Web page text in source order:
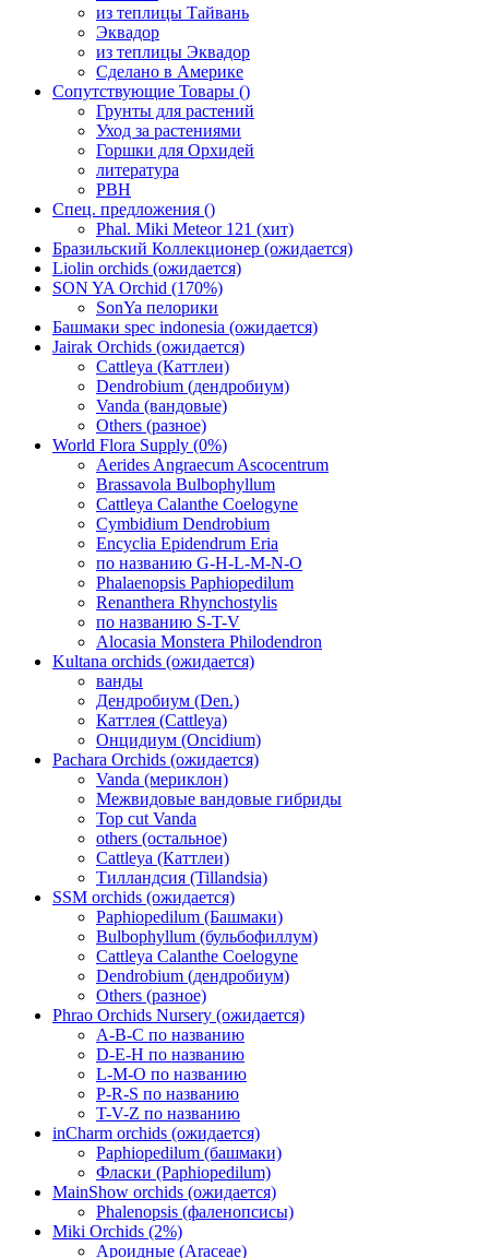
из теплицы Тайвань
Эквадор
из теплицы Эквадор
Сделано в Америке
Сопутствующие Товары ()
Грунты для растений
Уход за растениями
Горшки для Орхидей
литература
РВН
Спец. предложения ()
Phal. Miki Meteor 121 (хит)
Бразильский Коллекционер (ожидается)
Liolin orchids (ожидается)
SON YA Orchid (170%)
SonYa пелорики
Башмаки spec indonesia (ожидается)
Jairak Orchids (ожидается)
Cattleya (Каттлеи)
Dendrobium (дендробиум)
Vanda (вандовые)
Others (разное)
World Flora Supply (0%)
Aerides Angraecum Ascocentrum
Brassavola Bulbophyllum
Cattleya Calanthe Coelogyne
Cymbidium Dendrobium
Encyclia Epidendrum Eria
по названию G-H-L-M-N-O
Phalaenopsis Paphiopedilum
Renanthera Rhynchostylis
по названию S-T-V
Alocasia Monstera Philodendron
Kultana orchids (ожидается)
ванды
Дендробиум (Den.)
Каттлея (Cattleya)
Онцидиум (Oncidium)
Pachara Orchids (ожидается)
Vanda (мериклон)
Межвидовые вандовые гибриды
Top cut Vanda
others (остальное)
Cattleya (Каттлеи)
Тилландсия (Tillandsia)
SSM orchids (ожидается)
Paphiopedilum (Башмаки)
Bulbophyllum (бульбофиллум)
Cattleya Calanthe Coelogyne
Dendrobium (дендробиум)
Others (разное)
Phrao Orchids Nursery (ожидается)
A-B-C по названию
D-E-H по названию
L-M-O по названию
P-R-S по названию
T-V-Z по названию
inCharm orchids (ожидается)
Paphiopedilum (башмаки)
Фласки (Paphiopedilum)
MainShow orchids (ожидается)
Phalenopsis (фаленопсисы)
Miki Orchids (2%)
Ароидные (Araceae)